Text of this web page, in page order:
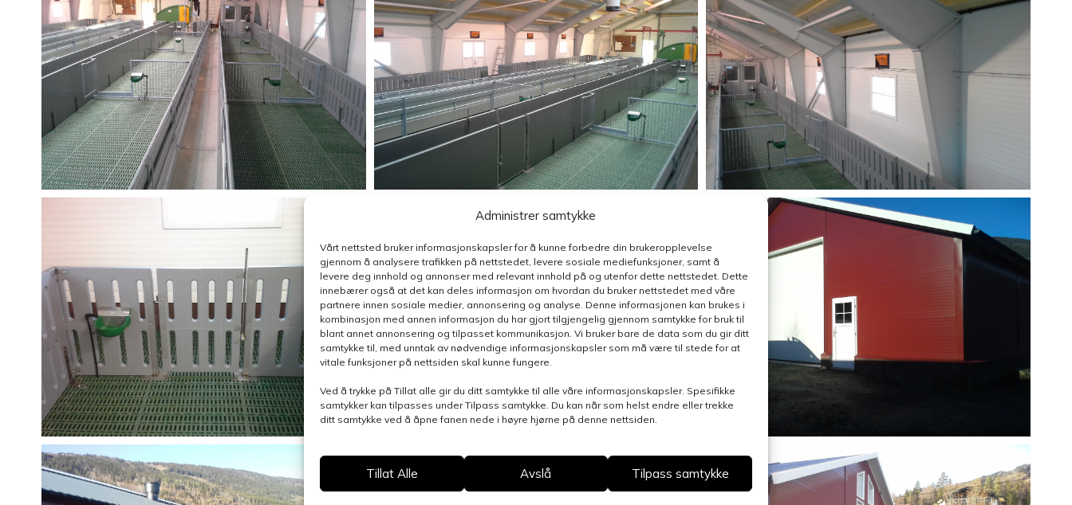
Administrer samtykke
Vårt nettsted bruker informasjonskapsler for å kunne forbedre din brukeropplevelse
gjennom å analysere trafikken på nettstedet, levere sosiale mediefunksjoner, samt å
levere deg innhold og annonser med relevant innhold på og utenfor dette nettstedet. Dette
innebærer også at det kan deles informasjon om hvordan du bruker nettstedet med våre
partnere innen sosiale medier, annonsering og analyse. Denne informasjonen kan brukes i
kombinasjon med annen informasjon du har gjort tilgjengelig gjennom samtykke for bruk til
blant annet annonsering og tilpasset kommunikasjon. Vi bruker bare de data som du gir ditt
samtykke til, med unntak av nødvendige informasjonskapsler som må være til stede for at
vitale funksjoner på nettsiden skal kunne fungere.
Ved å trykke på Tillat alle gir du ditt samtykke til alle våre informasjonskapsler. Spesifikke
samtykker kan tilpasses under Tilpass samtykke. Du kan når som helst endre eller trekke
ditt samtykke ved å åpne fanen nede i høyre hjørne på denne nettsiden.
Tillat Alle Avslå Tilpass samtykke